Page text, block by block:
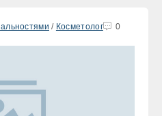
/ Косметолог 0